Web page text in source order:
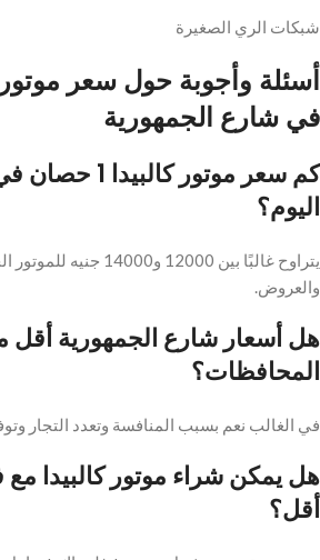
شبكات الري الصغيرة
في شارع الجمهورية
كم سعر موتور
اليوم؟
يتراوح غالبًا بين 12000
والعروض.
هل أسعار شارع الجمهورية أقل
المحافظات؟
في الغالب نعم بسبب المنافسة وتعدد التجار
هل يمكن شراء موتور كالبيدا
أقل؟